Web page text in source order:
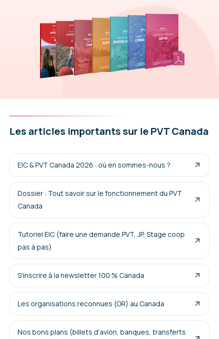
Les articles importants sur le PVT Canada
EIC & PVT Canada 2026 : où en sommes-nous ?
Dossier : Tout savoir sur le fonctionnement du PVT
Canada
Tutoriel EIC (faire une demande PVT, JP, Stage coop
pas à pas)
S'inscrire à la newsletter 100 % Canada
Les organisations reconnues (OR) au Canada
Nos bons plans (billets d'avion, banques, transferts